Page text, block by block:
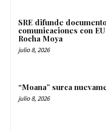
SRE difunde
comunicaciones con
Rocha Moya
julio 8, 2026
“Moana” surca
julio 8, 2026